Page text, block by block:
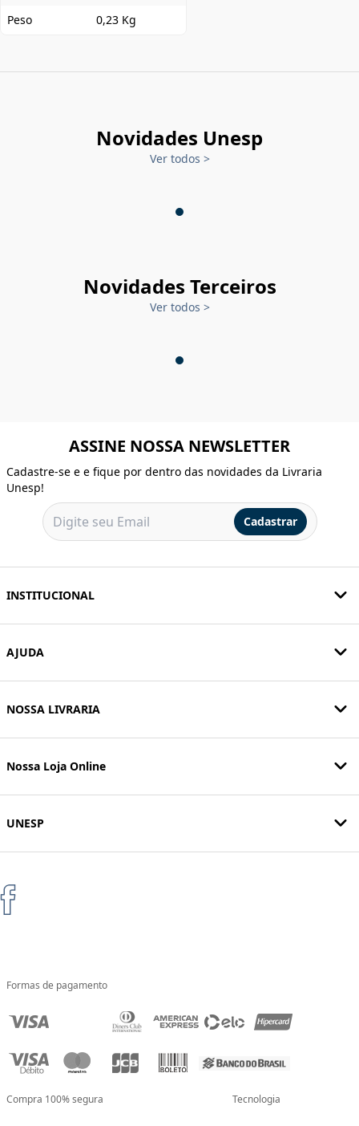
Peso
0,23 Kg
Novidades Unesp
Ver todos >
Novidades Terceiros
Ver todos >
ASSINE NOSSA NEWSLETTER
Cadastre-se e e fique por dentro das novidades da Livraria
Unesp!
Cadastrar
INSTITUCIONAL
AJUDA
NOSSA LIVRARIA
Nossa Loja Online
UNESP
Formas de pagamento
Compra 100% segura Tecnologia